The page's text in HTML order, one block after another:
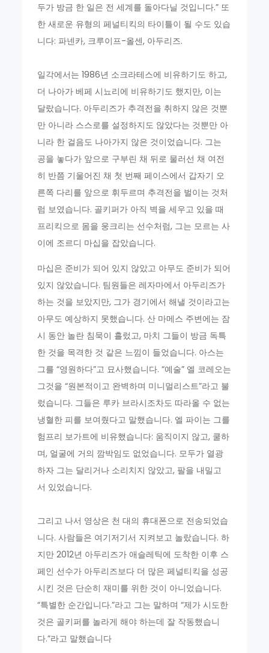
두가 방금 한 일은 전 세계를 돌아다닐 것입니다.” 또
한 새로운 유형의 페널티킥의 타이틀이 될 수도 있습
니다: 파넨카, 크루이프-올센, 아두리즈.
일각에서는 1986년 소크라테스에 비유하기도 하고,
더 나아가 베페 시뇨리에 비유하기도 했지만, 이는
달랐습니다. 아두리즈가 추격전을 취하지 않은 것뿐
만 아니라 스스로를 설정하지도 않았다는 것뿐만 아
니라 한 걸음도 나아가지 않은 것이었습니다. 그는
공을 놓다가 앞으로 구부린 채 뒤로 물러선 채 여전
히 반쯤 기울어진 채 첫 번째 페이스에서 갑자기 오
른쪽 다리를 앞으로 휘두르며 추격전을 벌이는 것처
럼 보였습니다. 골키퍼가 아직 벽을 세우고 있을 때
프리킥으로 몸을 웅크리는 선수처럼, 그는 모르는 사
이에 조르디 마십을 잡았습니다.
마십은 준비가 되어 있지 않았고 아무도 준비가 되어
있지 않았습니다. 팀원들은 레자마에서 아두리즈가
하는 것을 보았지만, 그가 경기에서 해낼 것이라고는
아무도 예상하지 못했습니다. 산 마메스 주변에는 잠
시 동안 놀란 침묵이 흘렀고, 마치 그들이 방금 독특
한 것을 목격한 것 같은 느낌이 들었습니다. 아스는
그를 “영원하다”고 묘사했습니다. “예술” 엘 코레오는
그것을 “원본적이고 완벽하며 미니멀리스트”라고 불
렀습니다. 그들은 루카 브라시조차도 따라올 수 없는
냉혈한 피를 보여줬다고 말했습니다. 엘 파이는 그를
험프리 보가트에 비유했습니다: 움직이지 않고, 쿨하
며, 얼굴에 거의 깜박임도 없었습니다. 모두가 열광
하자 그는 달리거나 소리치지 않았고, 팔을 내밀고
서 있었습니다.
그리고 나서 영상은 천 대의 휴대폰으로 전송되었습
니다. 사람들은 여기저기서 지켜보고 놀랐습니다. 하
지만 2012년 아두리즈가 애슬레틱에 도착한 이후 스
페인 선수가 아두리즈보다 더 많은 페널티킥을 성공
시킨 것은 단순히 재미를 위한 것이 아니었습니다.
“특별한 순간입니다.”라고 그는 말하며 “제가 시도한
것은 골키퍼를 놀라게 해야 하는데 잘 작동했습니
다.”라고 말했습니다